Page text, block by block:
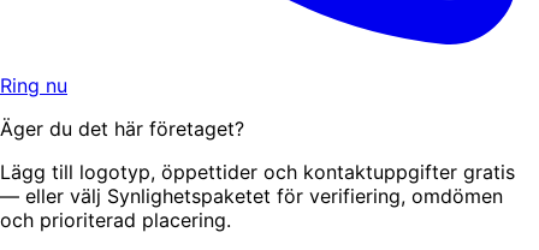
Ring nu
Äger du det här företaget?
Lägg till logotyp, öppettider och kontaktuppgifter gratis
— eller välj Synlighetspaketet för verifiering, omdömen
och prioriterad placering.